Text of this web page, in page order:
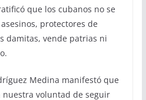
que los cubanos no se
protectores de
damitas, vende patrias ni
Medina manifestó que
voluntad de seguir